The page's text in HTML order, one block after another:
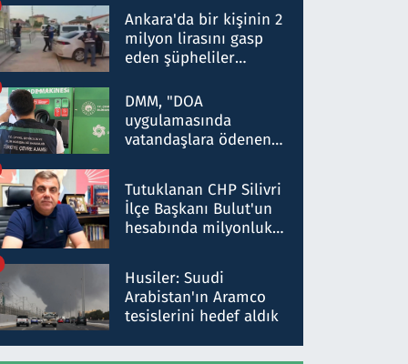
ifadelerinden ortaya
çıkan tablo şok etti
Ankara'da bir kişinin 2
milyon lirasını gasp
eden şüpheliler
DMM, "DOA
uygulamasında
vatandaşlara ödenen
düşürüldüğü" iddiasını
yalanladı
Tutuklanan CHP Silivri
İlçe Başkanı Bulut'un
hesabında milyonluk
talimat verdi, ben
gönderdim
Husiler: Suudi
Arabistan'ın Aramco
tesislerini hedef aldık